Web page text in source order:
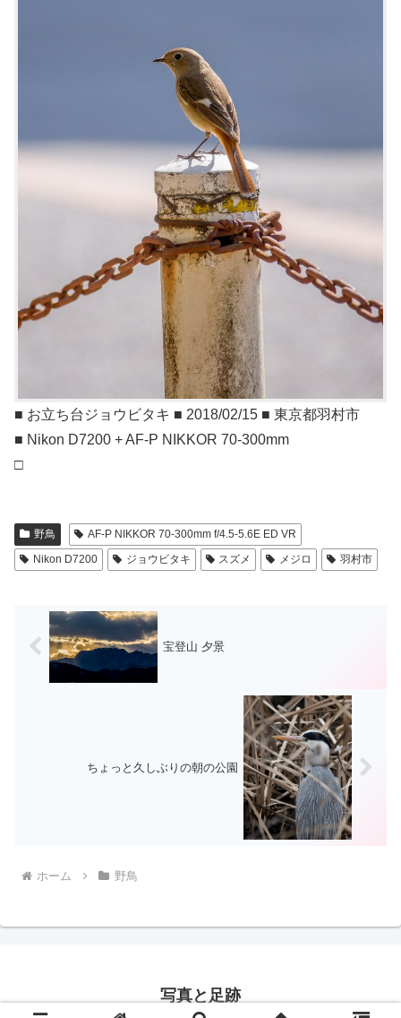
■ お立ち台ジョウビタキ ■ 2018/02/15 ■ 東京都羽村市
■ Nikon D7200 + AF-P NIKKOR 70-300mm
□
野鳥
AF-P NIKKOR 70-300mm f/4.5-5.6E ED VR
Nikon D7200
ジョウビタキ スズメ メジロ 羽村市
宝登山 夕景
ちょっと久しぶりの朝の公園
ホーム 野鳥
写真と足跡